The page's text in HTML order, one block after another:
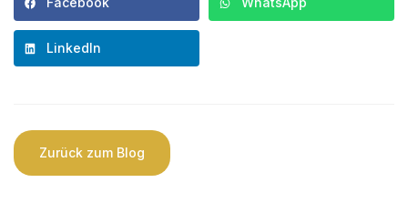
LinkedIn
Zurück zum Blog